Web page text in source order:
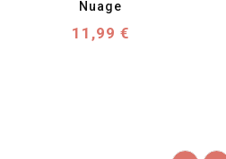
Nuage
Prix
11,99 €